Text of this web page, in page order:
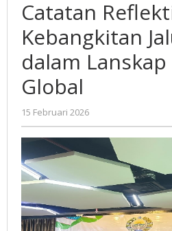
Catatan
Kebangkitan
dalam
Global
15 Februari 2026
Gatot
Susanto